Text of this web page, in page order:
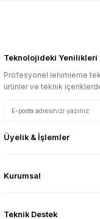
Teknolojideki Yenilikleri
Profesyonel lehimleme
ürünler ve teknik
Üyelik & İşlemler
Kurumsal
Teknik Destek